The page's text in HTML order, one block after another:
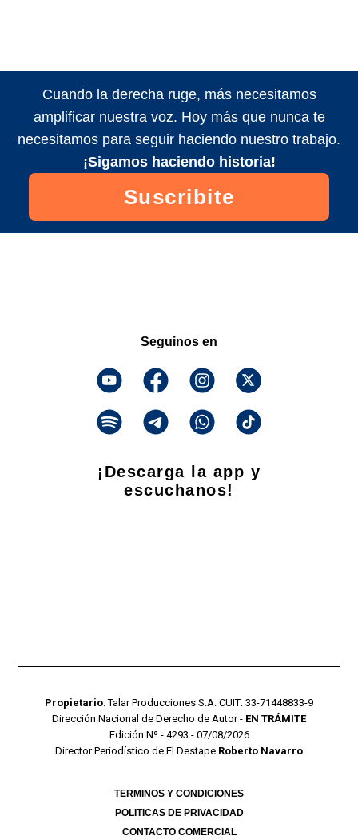
Cuando la derecha ruge, más necesitamos
amplificar nuestra voz. Hoy más que nunca te
necesitamos para seguir haciendo nuestro trabajo.
¡Sigamos haciendo historia!
Suscribite
Seguinos en
¡Descarga la app y
escuchanos!
Propietario: Talar Producciones S.A. CUIT: 33-71448833-9
Dirección Nacional de Derecho de Autor - EN TRÁMITE
Edición Nº - 4293 - 07/08/2026
Director Periodístico de El Destape Roberto Navarro
TERMINOS Y CONDICIONES
POLITICAS DE PRIVACIDAD
CONTACTO COMERCIAL